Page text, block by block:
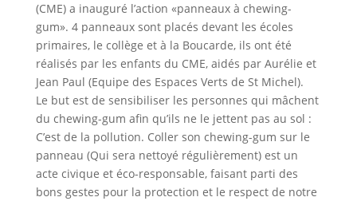
(CME) a inauguré l’action «panneaux à chewing-
gum». 4 panneaux sont placés devant les écoles
primaires, le collège et à la Boucarde, ils ont été
réalisés par les enfants du CME, aidés par Aurélie et
Jean Paul (Equipe des Espaces Verts de St Michel).
Le but est de sensibiliser les personnes qui mâchent
du chewing-gum afin qu’ils ne le jettent pas au sol :
C’est de la pollution. Coller son chewing-gum sur le
panneau (Qui sera nettoyé régulièrement) est un
acte civique et éco-responsable, faisant parti des
bons gestes pour la protection et le respect de notre